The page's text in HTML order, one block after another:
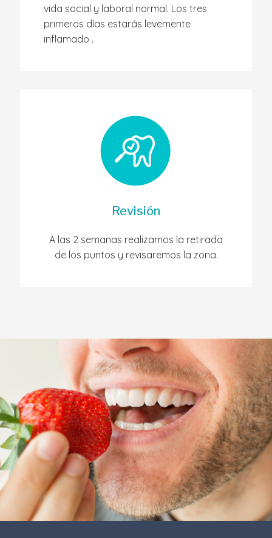
vida social y laboral normal. Los tres
primeros días estarás levemente
inflamado .
Revisión
A las 2 semanas realizamos la retirada
de los puntos y revisaremos la zona.